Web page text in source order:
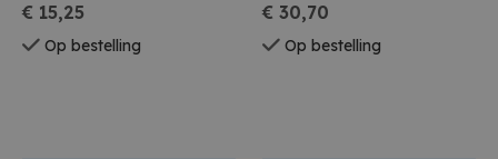
€ 15,25
Op bestelling
€ 30,70
Op bestelling